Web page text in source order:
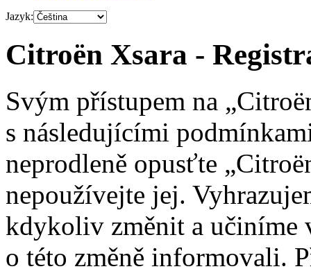
Jazyk:
Citroën Xsara -
Svým přístupem na
s následujícími
neprodleně opusťte
nepoužívejte jej.
kdykoliv změnit a učiníme
o této změně informovali.